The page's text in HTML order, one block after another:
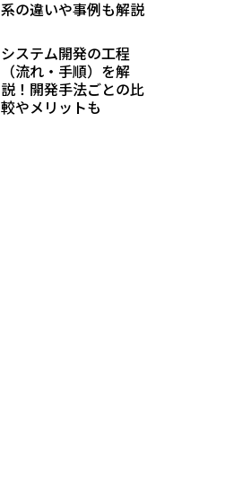
系の違いや事例も解説
システム開発の工程
（流れ・手順）を解
説！開発手法ごとの比
較やメリットも